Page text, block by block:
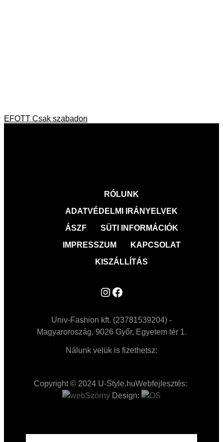
BEJEGYZÉS
Previous
EFOTT Csak szabadon
RÓLUNK
ADATVÉDELMI IRÁNYELVEK
ÁSZF
SÜTI INFORMÁCIÓK
IMPRESSZUM
KAPCSOLAT
KISZÁLLÍTÁS
Instagram
Facebook
Univ-Fashion kft. (23781539204) -
Magyaroroszág, 9026 Győr, Egyetem tér 1.
Nálunk velük is fizethetsz:
Copyright © 2024 U-Style.huWebfejlesztés:
Design: